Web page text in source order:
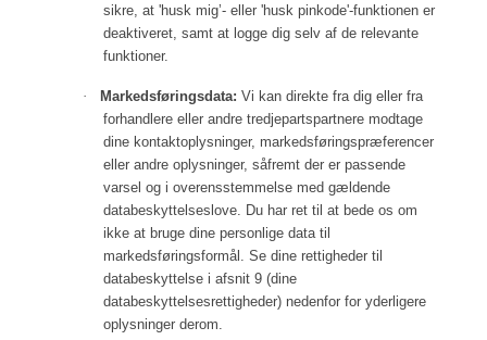
sikre, at 'husk mig’- eller 'husk pinkode'-funktionen er
deaktiveret, samt at logge dig selv af de relevante
funktioner.
· Markedsføringsdata: Vi kan direkte fra dig eller fra
forhandlere eller andre tredjepartspartnere modtage
dine kontaktoplysninger, markedsføringspræferencer
eller andre oplysninger, såfremt der er passende
varsel og i overensstemmelse med gældende
databeskyttelseslove. Du har ret til at bede os om
ikke at bruge dine personlige data til
markedsføringsformål. Se dine rettigheder til
databeskyttelse i afsnit 9 (dine
databeskyttelsesrettigheder) nedenfor for yderligere
oplysninger derom.